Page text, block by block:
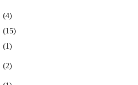
(4)
(15)
(1)
(2)